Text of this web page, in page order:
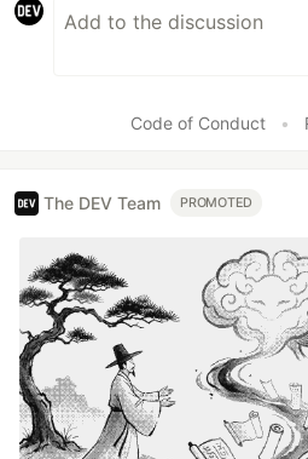
Code of Conduct •
The DEV Team PROMOTED